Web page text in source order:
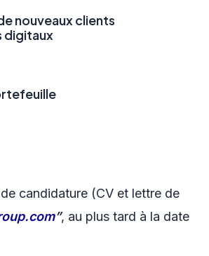
nouveaux clients
digitaux
candidature (CV et lettre de
”, au plus tard à la date